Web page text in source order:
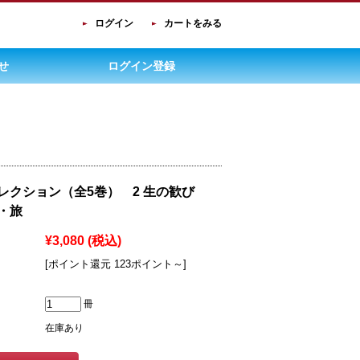
ログイン カートをみる
ログイン登録
クション（全5巻） 2 生の歓び
旅
¥3,080 (税込)
[ポイント還元 123ポイント～]
冊
在庫あり